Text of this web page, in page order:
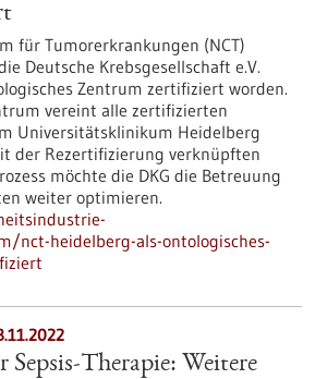
für Tumorerkrankungen (NCT)
Deutsche Krebsgesellschaft e.V.
Zentrum zertifiziert worden.
vereint alle zertifizierten
Universitätsklinikum Heidelberg
der Rezertifizierung verknüpften
möchte die DKG die Betreuung
weiter optimieren.
nct-heidelberg-als-ontologisches-
Sepsis-Therapie: Weitere